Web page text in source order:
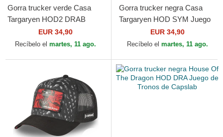
Gorra trucker verde Casa
Targaryen HOD2 DRAB
Juego de Tronos de Capslab
EUR 34,90
Recíbelo el martes, 11 ago.
Gorra trucker negra Casa
Targaryen HOD SYM Juego
de Tronos de Capslab
EUR 34,90
Recíbelo el martes, 11 ago.